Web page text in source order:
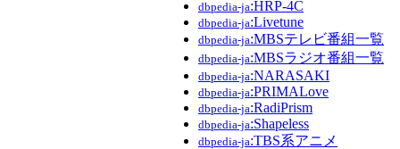
dbpedia-ja:HRP-4C
dbpedia-ja:Livetune
dbpedia-ja:MBSテレビ番組一覧
dbpedia-ja:MBSラジオ番組一覧
dbpedia-ja:NARASAKI
dbpedia-ja:PRIMALove
dbpedia-ja:RadiPrism
dbpedia-ja:Shapeless
dbpedia-ja:TBS系アニメ